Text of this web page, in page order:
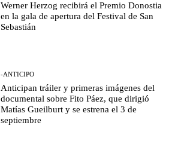
Werner Herzog recibirá el Premio Donostia
en la gala de apertura del Festival de San
Sebastián
-ANTICIPO
Anticipan tráiler y primeras imágenes del
documental sobre Fito Páez, que dirigió
Matías Gueilburt y se estrena el 3 de
septiembre